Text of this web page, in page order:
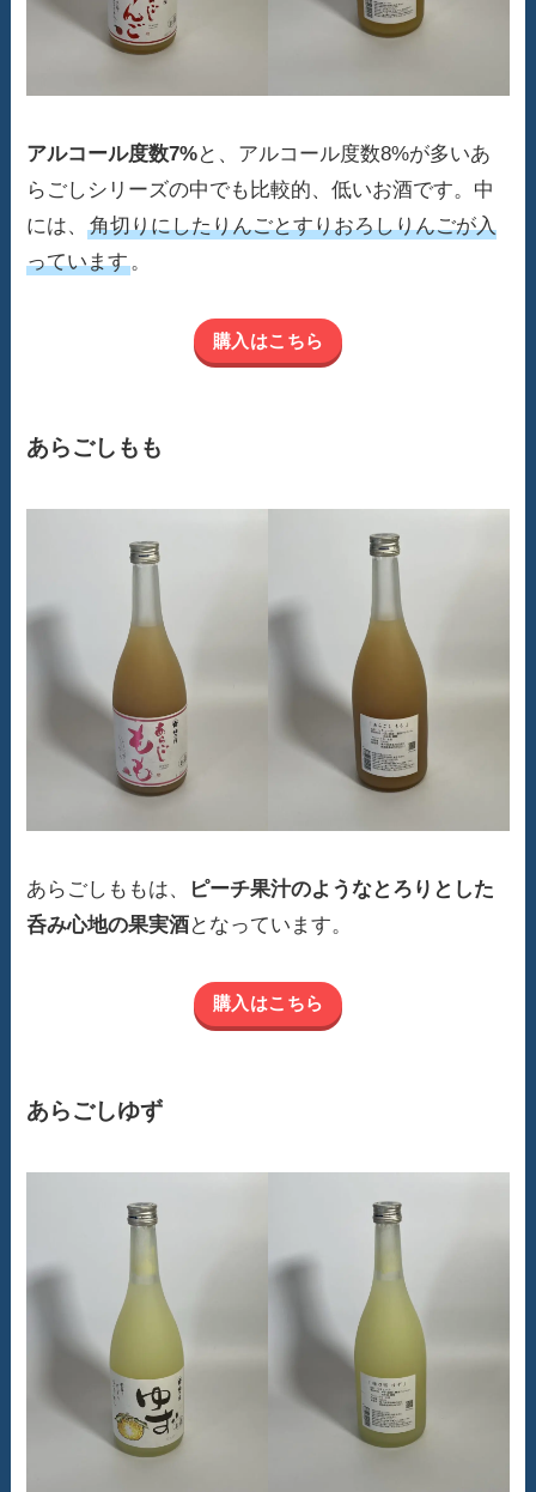
アルコール度数7%と、アルコール度数8%が多いあ
らごしシリーズの中でも比較的、低いお酒です。中
には、角切りにしたりんごとすりおろしりんごが入
っています。
購入はこちら
あらごしもも
あらごしももは、
ピーチ果汁のようなとろりとした
呑み心地の果実酒となっています。
購入はこちら
あらごしゆず